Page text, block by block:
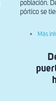
población.
pórtico se
Más